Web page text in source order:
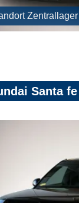
Zentrallager
Santa